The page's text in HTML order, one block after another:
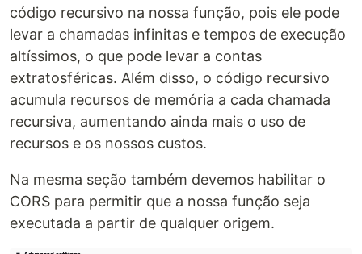
código recursivo na nossa função, pois ele pode
levar a chamadas infinitas e tempos de execução
altíssimos, o que pode levar a contas
extratosféricas. Além disso, o código recursivo
acumula recursos de memória a cada chamada
recursiva, aumentando ainda mais o uso de
recursos e os nossos custos.
Na mesma seção também devemos habilitar o
CORS para permitir que a nossa função seja
executada a partir de qualquer origem.